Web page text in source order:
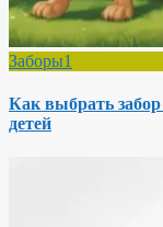
Заборы1
Как выбрать
детей